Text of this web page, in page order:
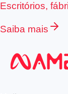
Escritórios,
Saiba mais